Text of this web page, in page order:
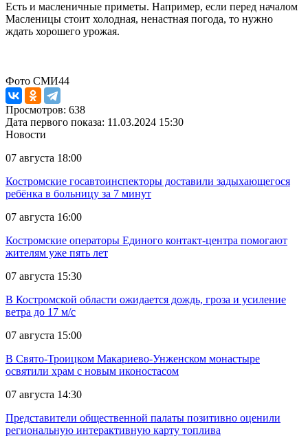
Есть и масленичные приметы. Например, если перед началом
Масленицы стоит холодная, ненастная погода, то нужно
ждать хорошего урожая.
Фото СМИ44
Просмотров: 638
Дата первого показа: 11.03.2024 15:30
Новости
07 августа 18:00
Костромские госавтоинспекторы доставили задыхающегося
ребёнка в больницу за 7 минут
07 августа 16:00
Костромские операторы Единого контакт-центра помогают
жителям уже пять лет
07 августа 15:30
В Костромской области ожидается дождь, гроза и усиление
ветра до 17 м/с
07 августа 15:00
В Свято-Троицком Макариево-Унженском монастыре
освятили храм с новым иконостасом
07 августа 14:30
Представители общественной палаты позитивно оценили
региональную интерактивную карту топлива